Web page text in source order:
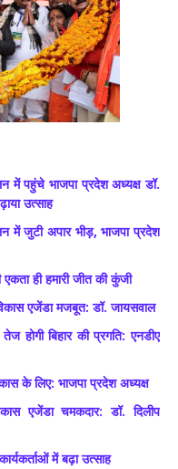
में पहुंचे भाजपा प्रदेश अध्यक्ष डॉ.
उत्साह
में जुटी अपार भीड़, भाजपा प्रदेश
ही हमारी जीत की कुंजी
एजेंडा मजबूत: डॉ. जायसवाल
होगी बिहार की प्रगति: एनडीए
के लिए: भाजपा प्रदेश अध्यक्ष
एजेंडा चमकदार: डॉ. दिलीप
में बढ़ा उत्साह